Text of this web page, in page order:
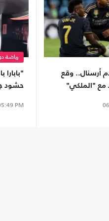
أرسنال.. وقع
مع "الملكي"
رياضة
حشود
PM